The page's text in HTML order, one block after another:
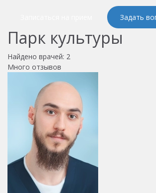
Задать
Парк культуры
Найдено врачей: 2
Много отзывов